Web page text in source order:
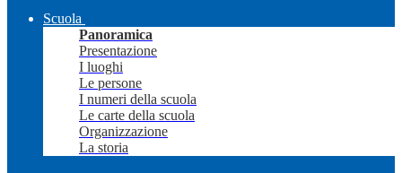
Scuola
Panoramica
Presentazione
I luoghi
Le persone
I numeri della scuola
Le carte della scuola
Organizzazione
La storia